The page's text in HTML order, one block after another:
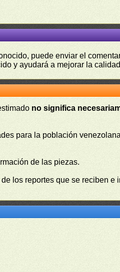
puede enviar el
y ayudará a mejorar la
no significa
para la población
de las piezas.
los reportes que se reciben e